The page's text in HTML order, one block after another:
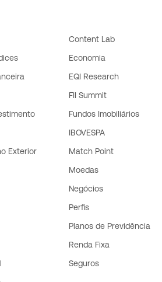
Content Lab
Economia
EQI Research
FII Summit
Fundos Imobiliários
IBOVESPA
Exterior
Match Point
Moedas
Negócios
Perfis
Planos de Previdência
Renda Fixa
Seguros